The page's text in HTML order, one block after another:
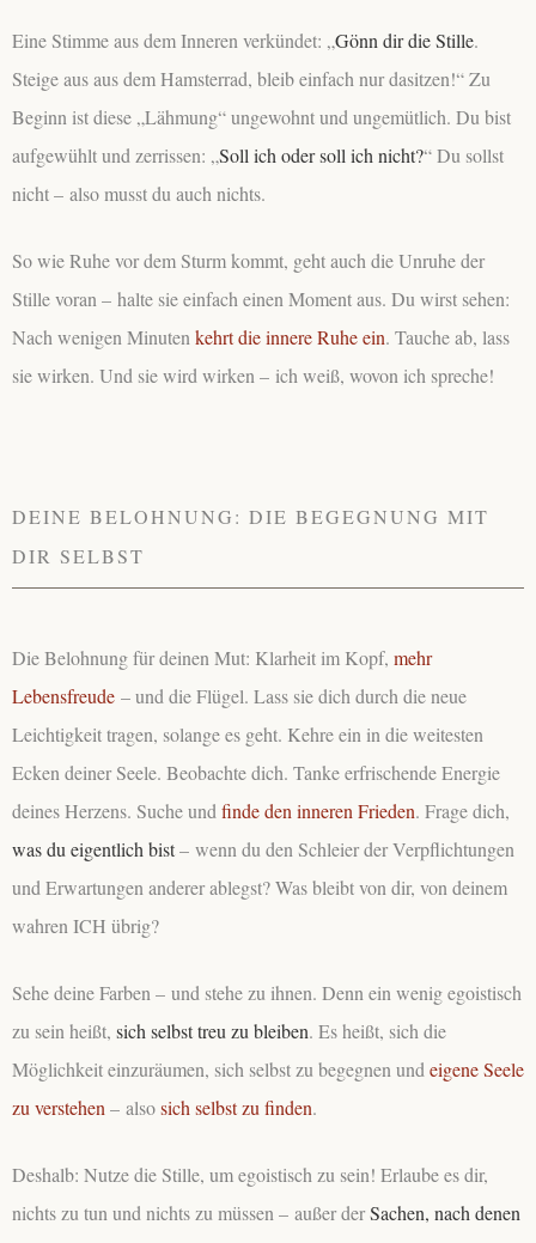
Eine Stimme aus dem Inneren verkündet: „Gönn dir die Stille.
Steige aus aus dem Hamsterrad, bleib einfach nur dasitzen!“ Zu
Beginn ist diese „Lähmung“ ungewohnt und ungemütlich. Du bist
aufgewühlt und zerrissen: „Soll ich oder soll ich nicht?“ Du sollst
nicht – also musst du auch nichts.
So wie Ruhe vor dem Sturm kommt, geht auch die Unruhe der
Stille voran – halte sie einfach einen Moment aus. Du wirst sehen:
Nach wenigen Minuten kehrt die innere Ruhe ein. Tauche ab, lass
sie wirken. Und sie wird wirken – ich weiß, wovon ich spreche!
DEINE BELOHNUNG: DIE BEGEGNUNG MIT
DIR SELBST
Die Belohnung für deinen Mut: Klarheit im Kopf, mehr
Lebensfreude – und die Flügel. Lass sie dich durch die neue
Leichtigkeit tragen, solange es geht. Kehre ein in die weitesten
Ecken deiner Seele. Beobachte dich. Tanke erfrischende Energie
deines Herzens. Suche und finde den inneren Frieden. Frage dich,
was du eigentlich bist– wenn du den Schleier der Verpflichtungen
und Erwartungen anderer ablegst? Was bleibt von dir, von deinem
wahren ICH übrig?
Sehe deine Farben – und stehe zu ihnen. Denn ein wenig egoistisch
zu sein heißt, sich selbst treu zu bleiben. Es heißt, sich die
Möglichkeit einzuräumen, sich selbst zu begegnen und eigene Seele
zu verstehen – alsosich selbst zu finden.
Deshalb: Nutze die Stille, um egoistisch zu sein! Erlaube es dir,
nichts zu tun und nichts zu müssen – außer derSachen, nach denen